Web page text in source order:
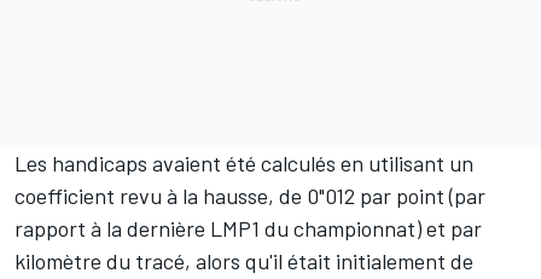
Les handicaps avaient été calculés en utilisant un
coefficient revu à la hausse, de 0"012 par point (par
rapport à la dernière LMP1 du championnat) et par
kilomètre du tracé, alors qu'il était initialement de